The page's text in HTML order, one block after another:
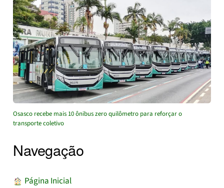
Osasco recebe mais 10 ônibus zero quilômetro para reforçar o
transporte coletivo
Navegação
︎ Página Inicial